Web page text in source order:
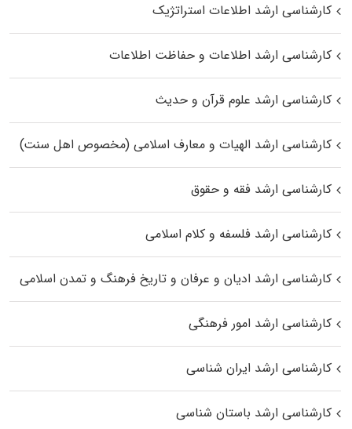
کارشناسی ارشد اطلاعات استراتژیک
کارشناسی ارشد اطلاعات و حفاظت اطلاعات
کارشناسی ارشد علوم قرآن و حدیث
کارشناسی ارشد الهیات و معارف اسلامی (مخصوص اهل سنت)
کارشناسی ارشد فقه و حقوق
کارشناسی ارشد فلسفه و کلام اسلامی
کارشناسی ارشد ادیان و عرفان و تاریخ فرهنگ و تمدن اسلامی
کارشناسی ارشد امور فرهنگی
کارشناسی ارشد ایران شناسی
کارشناسی ارشد باستان شناسی